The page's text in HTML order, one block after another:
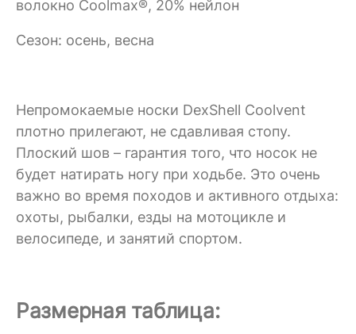
волокно Coolmax®, 20% нейлон
Сезон: осень, весна
Непромокаемые носки DexShell Coolvent
плотно прилегают, не сдавливая стопу.
Плоский шов – гарантия того, что носок не
будет натирать ногу при ходьбе. Это очень
важно во время походов и активного отдыха:
охоты, рыбалки, езды на мотоцикле и
велосипеде, и занятий спортом.
Размерная таблица: